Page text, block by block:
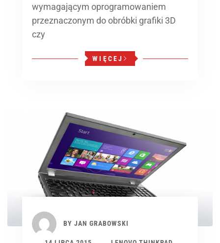
wymagającym oprogramowaniem
przeznaczonym do obróbki grafiki 3D
czy
WIĘCEJ
BY JAN GRABOWSKI